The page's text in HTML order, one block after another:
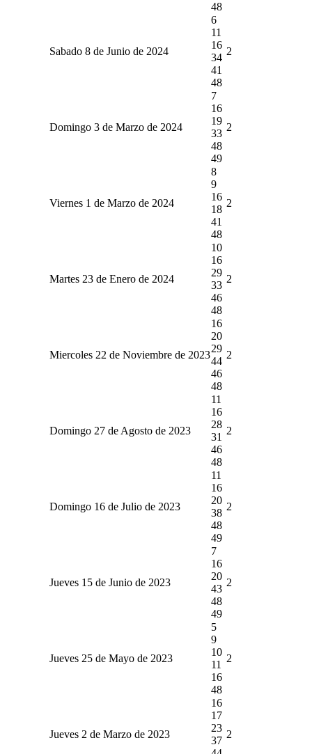
48
Sabado 8 de Junio de 2024
6
11
16
34
41
48
2
Domingo 3 de Marzo de 2024
7
16
19
33
48
49
2
Viernes 1 de Marzo de 2024
8
9
16
18
41
48
2
Martes 23 de Enero de 2024
10
16
29
33
46
48
2
Miercoles 22 de Noviembre de 2023
16
20
29
44
46
48
2
Domingo 27 de Agosto de 2023
11
16
28
31
46
48
2
Domingo 16 de Julio de 2023
11
16
20
38
48
49
2
Jueves 15 de Junio de 2023
7
16
20
43
48
49
2
Jueves 25 de Mayo de 2023
5
9
10
11
16
48
2
Jueves 2 de Marzo de 2023
16
17
23
37
2